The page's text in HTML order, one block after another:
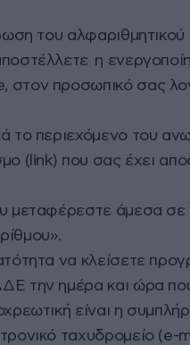
του αλφαριθμητικού
η
προσωπικό σας
το περιεχόμενο του
(link) που σας έχει
μεταφέρεστε άμεσα σε
να κλείσετε
την ημέρα και ώρα που
είναι η
ταχυδρομείο (e-